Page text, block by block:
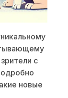
с
новые